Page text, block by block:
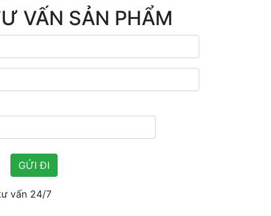
VẤN SẢN PHẨM
vấn 24/7